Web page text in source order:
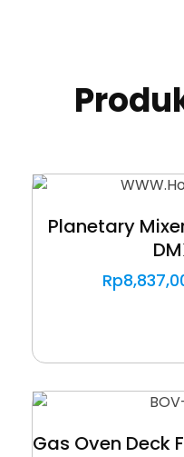
Planetary
Rp
Gas Oven Deck